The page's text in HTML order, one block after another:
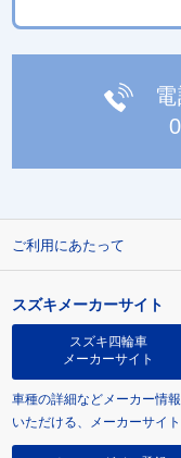
ご利用にあたって
スズキメーカーサイト
スズキ四輪車
メーカーサイト
車種の詳細などメーカー情
いただける、メーカーサイト